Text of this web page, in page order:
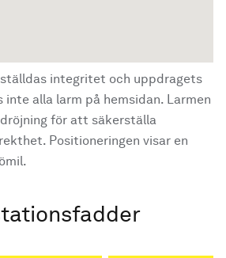
integritet och uppdragets
alla larm på hemsidan. Larmen
för att säkerställa
Positioneringen visar en